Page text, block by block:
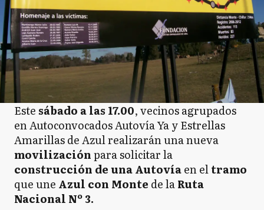
Este sábado a las 17.00, vecinos agrupados
en Autoconvocados Autovía Ya y Estrellas
Amarillas de Azul realizarán una nueva
movilizaciónpara solicitar la
construcción de una Autovíaen eltramo
que une Azul con Monte de laRuta
Nacional Nº 3.